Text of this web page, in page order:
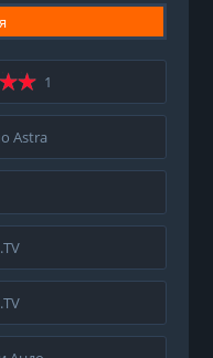
1
Astra